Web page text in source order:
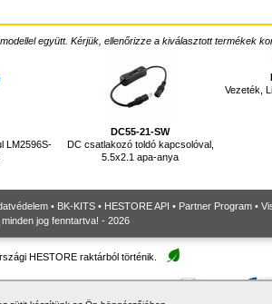
együtt. Kérjük, ellenőrizze a kiválasztott termékek
LM2596S-
DC55-21-SW
DC csatlakozó toldó kapcsolóval,
5.5x2.1 apa-anya
Vezeték,
• BK-KITS • HESTORE API • Partner Program •
jog fenntartva! - 2026
HESTORE raktárból történik.